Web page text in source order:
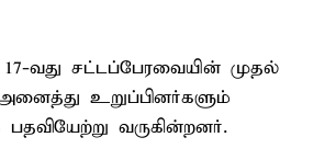
வது சட்டப்பேரவையின் முதல்
உறுப்பினர்களும்
வருகின்றனர்.